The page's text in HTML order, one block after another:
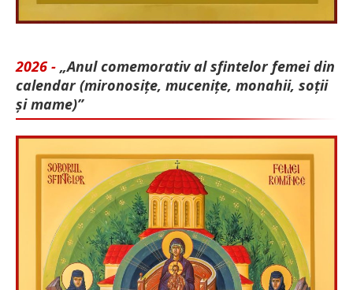
2026 - „Anul comemorativ al sfintelor femei din
calendar (mironosițe, mu­cenițe, monahii, soții
și mame)”